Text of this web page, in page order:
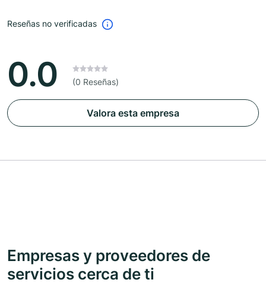
Reseñas no verificadas
0.0 (0 Reseñas)
Valora esta empresa
Empresas y proveedores de
servicios cerca de ti